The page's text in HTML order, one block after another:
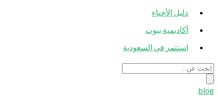
دليل الأحياء
أكاديمية بيوت
استثمر في السعودية
blog